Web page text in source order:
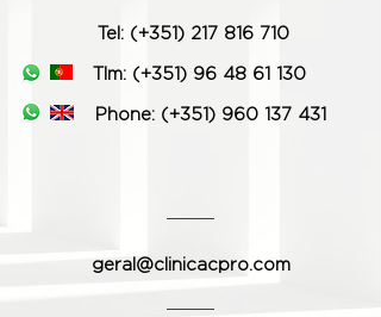
Tel: (+351) 217 816 710
Tlm: (+351) 96 48 61 130
Phone: (+351) 960 137 431
geral@clinicacpro.com